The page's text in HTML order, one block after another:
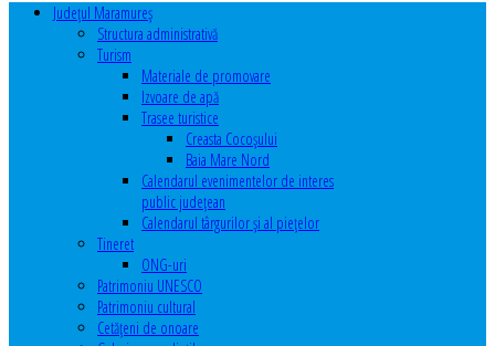
Judeţul Maramureş
Structura administrativă
Turism
Materiale de promovare
Izvoare de apă
Trasee turistice
Creasta Cocoșului
Baia Mare Nord
Calendarul evenimentelor de interes
public judeţean
Calendarul târgurilor şi al pieţelor
Tineret
ONG-uri
Patrimoniu UNESCO
Patrimoniu cultural
Cetăţeni de onoare